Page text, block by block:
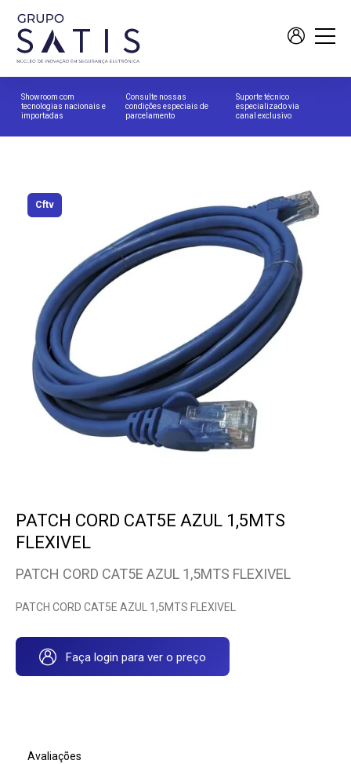
Showroom com
tecnologias nacionais e
importadas
Consulte nossas
condições especiais de
parcelamento
Suporte técnico
especializado via
canal exclusivo
Cftv
PATCH CORD CAT5E AZUL 1,5MTS
FLEXIVEL
PATCH CORD CAT5E AZUL 1,5MTS FLEXIVEL
PATCH CORD CAT5E AZUL 1,5MTS FLEXIVEL
Faça login para ver o preço
Avaliações